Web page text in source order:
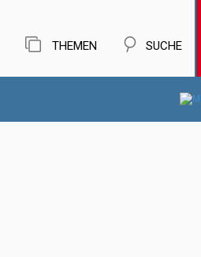
THEMEN SUCHE